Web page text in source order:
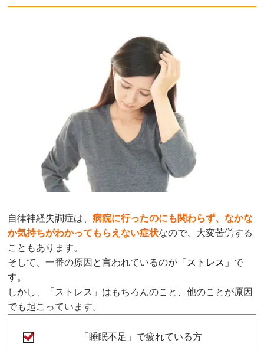
自律神経失調症は、病院に行ったのにも関わらず、なかな
か気持ちがわかってもらえない症状なので、大変苦労する
こともあります。
そして、一番の原因と言われているのが 「 ストレス」 で
す。
しかし、「ストレス」はもちろんのこと、他のことが原因
でも起こっています。
「 睡眠不足」で疲れている方